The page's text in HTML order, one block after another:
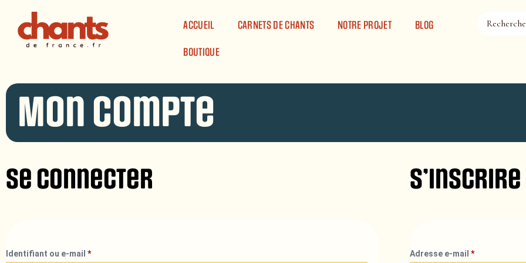
ACCUEIL
CARNETS DE CHANTS NOTRE PROJET BLOG
BOUTIQUE
Mon compte
Se connecter
Identifiant ou e-mail *
S’inscrire
Adresse e-mail*